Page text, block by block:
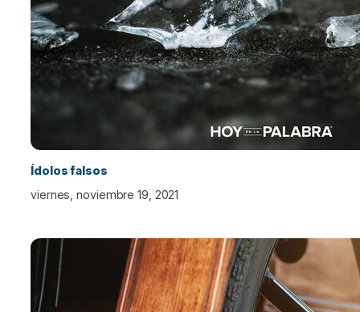
Ídolos falsos
viernes, noviembre 19, 2021